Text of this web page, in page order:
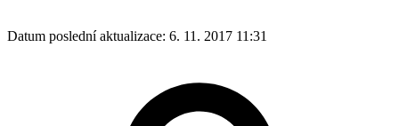
Datum poslední aktualizace: 6. 11. 2017 11:31